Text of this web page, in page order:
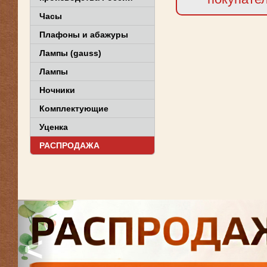
Часы
Плафоны и абажуры
Лампы (gauss)
Лампы
Ночники
Комплектующие
Уценка
РАСПРОДАЖА